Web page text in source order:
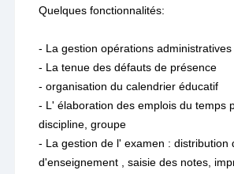
Quelques fonctionnalités:
- La gestion opérations
- La tenue des défauts de présence
- organisation du calendrier éducatif
- L' élaboration des emplois du temps
discipline, groupe
- La gestion de l' examen : distribution
d'enseignement , saisie des notes,